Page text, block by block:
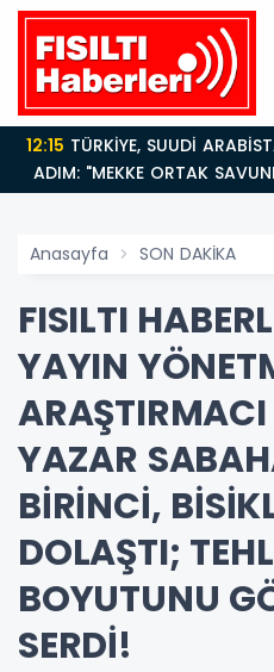
12:15
ADIM: "MEKKE ORTAK
Anasayfa SON DAKİKA
FISILTI
YAYIN
ARAŞTIRMACI
YAZAR
BİRİNCİ,
DOLAŞTI;
BOYUTUNU
SERDİ!